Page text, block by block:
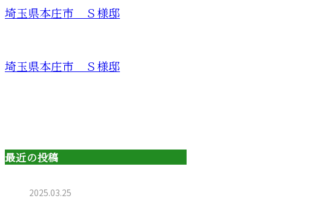
埼玉県本庄市 Ｓ様邸
埼玉県本庄市 Ｓ様邸
最近の投稿
2025.03.25